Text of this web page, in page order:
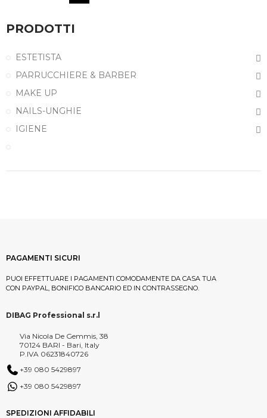
PRODOTTI
ESTETISTA
PARRUCCHIERE & BARBER
MAKE UP
NAILS-UNGHIE
IGIENE
PAGAMENTI SICURI
PUOI EFFETTUARE I PAGAMENTI COMODAMENTE DA CASA TUA
CON PAYPAL, BONIFICO BANCARIO ED IN CONTRASSEGNO.
DIBAG Professional s.r.l
Via Nicola De Gemmis, 38
70124 BARI - Bari, Italy
P.IVA 06231840726
+39 080 5429897
+39 080 5429897
SPEDIZIONI AFFIDABILI